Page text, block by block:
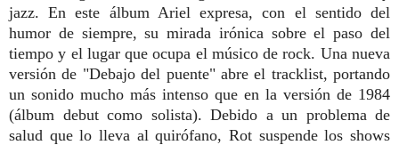
jazz. En este álbum Ariel expresa, con el sentido del
humor de siempre, su mirada irónica sobre el paso del
tiempo y el lugar que ocupa el músico de rock. Una nueva
versión de "Debajo del puente" abre el tracklist, portando
un sonido mucho más intenso que en la versión de 1984
(álbum debut como solista). Debido a un problema de
salud que lo lleva al quirófano, Rot suspende los shows